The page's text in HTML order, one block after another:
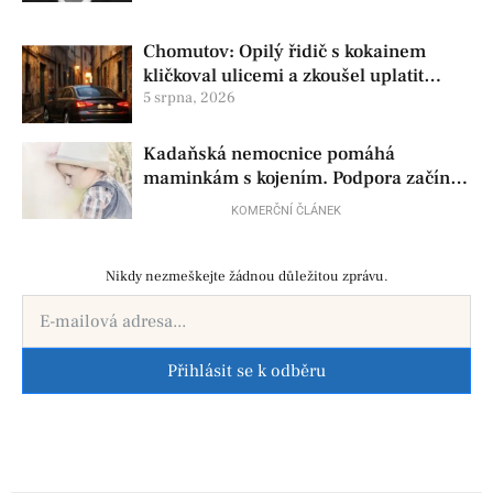
Chomutov: Opilý řidič s kokainem
kličkoval ulicemi a zkoušel uplatit
policisty
5 srpna, 2026
Kadaňská nemocnice pomáhá
maminkám s kojením. Podpora začíná
už před porodemKOMERČNÍ ČLÁNEK
Nikdy nezmeškejte žádnou důležitou zprávu.
Přihlásit se k odběru